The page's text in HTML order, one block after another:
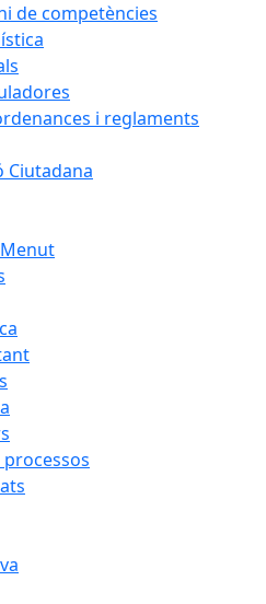
de competències
i reglaments
Ciutadana